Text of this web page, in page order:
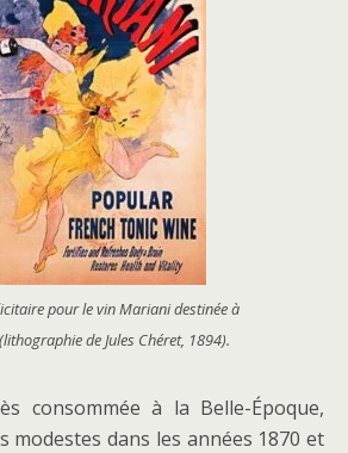
pour le vin Mariani destinée à
de Jules Chéret, 1894).
consommée à la Belle-Époque,
modestes dans les années 1870 et